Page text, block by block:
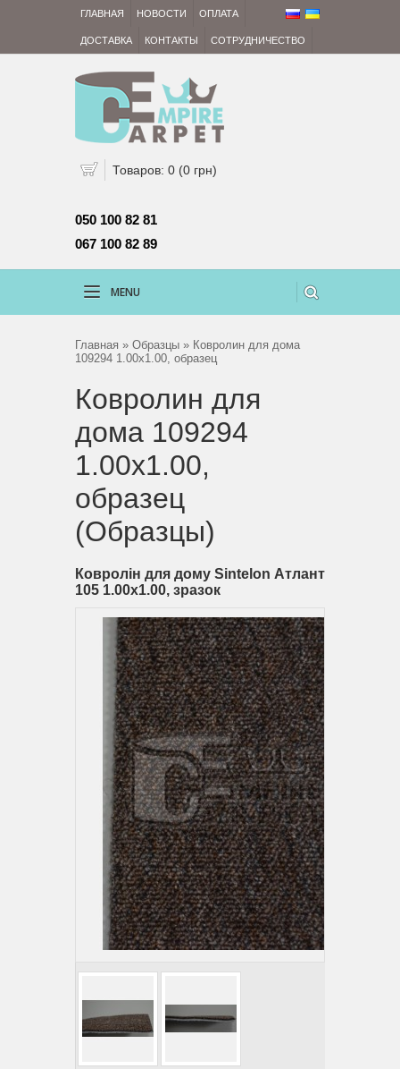
ГЛАВНАЯ НОВОСТИ ОПЛАТА
ДОСТАВКА КОНТАКТЫ СОТРУДНИЧЕСТВО
Товаров: 0 (0 грн)
050 100 82 81
067 100 82 89
MENU
Главная » Образцы » Ковролин для дома
109294 1.00х1.00, образец
Ковролин для
дома 109294
1.00х1.00,
образец
(Образцы)
Ковролін для дому Sintelon Атлант
105 1.00х1.00, зразок